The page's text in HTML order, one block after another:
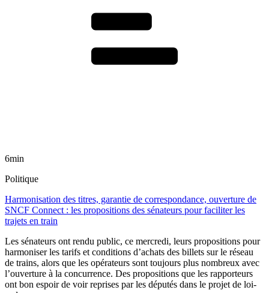
6min
Politique
Harmonisation des titres, garantie de correspondance, ouverture de
SNCF Connect : les propositions des sénateurs pour faciliter les
trajets en train
Les sénateurs ont rendu public, ce mercredi, leurs propositions pour
harmoniser les tarifs et conditions d’achats des billets sur le réseau
de trains, alors que les opérateurs sont toujours plus nombreux avec
l’ouverture à la concurrence. Des propositions que les rapporteurs
ont bon espoir de voir reprises par les députés dans le projet de loi-